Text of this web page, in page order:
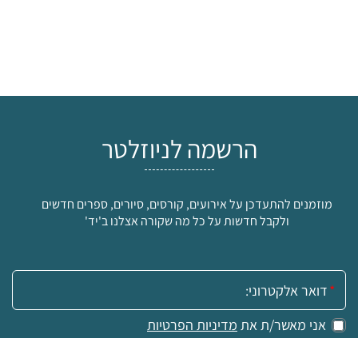
הרשמה לניוזלטר
מוזמנים להתעדכן על אירועים, קורסים, סיורים, ספרים חדשים
ולקבל חדשות על כל מה שקורה אצלנו ב'יד'
אימייל:
אני מאשר/ת את מדיניות הפרטיות